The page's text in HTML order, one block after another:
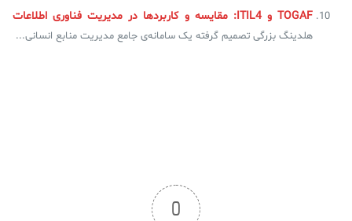
TOGAF و ITIL4: مقایسه و کاربردها در مدیریت فناوری اطلاعات
هلدینگ بزرگی تصمیم گرفته یک سامانه‌ی جامع مدیریت منابع انسانی...
0